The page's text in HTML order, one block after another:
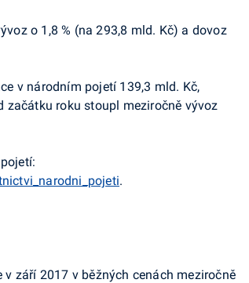
o 1,8 % (na 293,8 mld. Kč) a dovoz
v národním pojetí 139,3 mld. Kč,
začátku roku stoupl meziročně vývoz
.
v září 2017 v běžných cenách meziročně